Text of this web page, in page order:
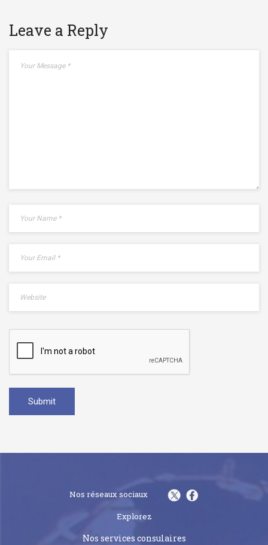
Leave a Reply
Nos réseaux sociaux
Explorez
Nos services consulaires